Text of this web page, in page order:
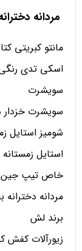
مردانه
اسکی تدی
سویشرت
سویشرت خزدار
شومیز استایل
استایل زمستانه
خاص تیپ جین
مردانه
برند لش
زیورآلات